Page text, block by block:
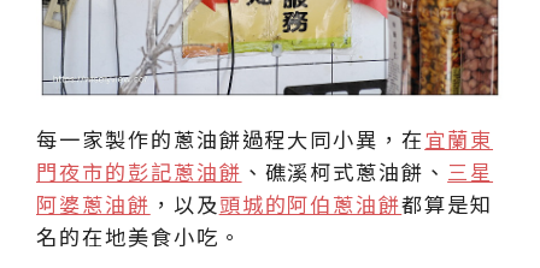
每一家製作的蔥油餅過程大同小異，在宜蘭東
門夜市的彭記蔥油餅 、礁溪柯式蔥油餅、 三星
阿婆蔥油餅 ，以及頭城的阿伯蔥油餅都算是知
名的在地美食小吃。